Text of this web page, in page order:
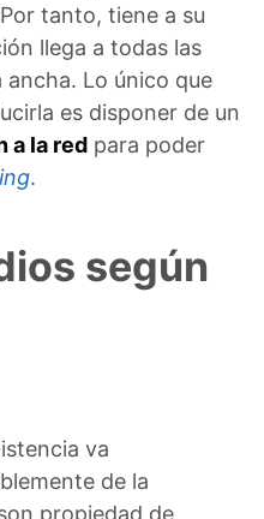
tanto, tiene a su
llega a todas las
Lo único que
es disponer de un
a la red para poder
.
según
va
de la
propiedad de